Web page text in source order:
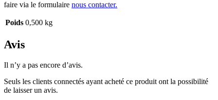
faire via le formulaire nous contacter.
Poids 0,500 kg
Avis
Il n’y a pas encore d’avis.
Seuls les clients connectés ayant acheté ce produit ont la possibilité
de laisser un avis.